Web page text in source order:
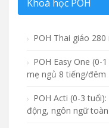
Khoá học POH
POH Thai giáo
POH Easy One (0-
mẹ ngủ 8 tiếng/đêm
POH Acti (0-3
động, ngôn ngữ